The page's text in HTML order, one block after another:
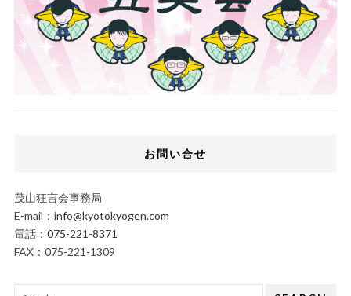
お問い合せ
茂山狂言会事務局
E-mail： info@kyotokyogen.com
電話： 075-221-8371
FAX：075-221-1309